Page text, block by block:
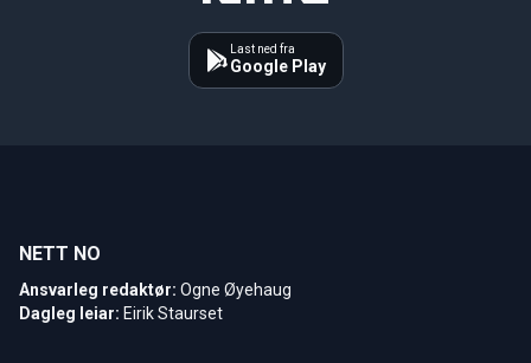
Last ned fra
Google Play
NETT NO
Ansvarleg redaktør: Ogne Øyehaug
Dagleg leiar: Eirik Staurset